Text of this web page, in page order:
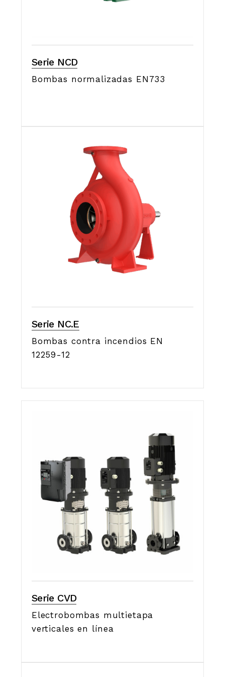
Serie NCD
Bombas normalizadas EN733
Serie NC.E
Bombas contra incendios EN
12259-12
Serie CVD
Electrobombas multietapa
verticales en línea